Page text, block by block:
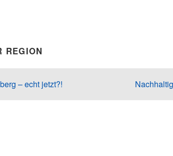
REGION
– echt jetzt?!